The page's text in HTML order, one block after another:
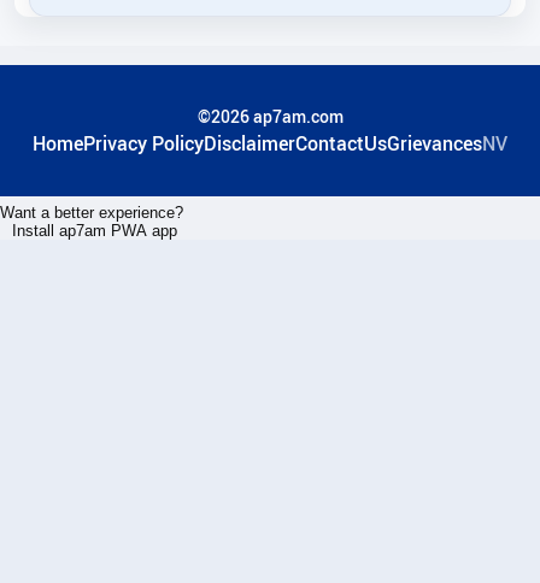
©2026 ap7am.com
HomePrivacy PolicyDisclaimerContactUsGrievancesNV
Want a better experience?
Install ap7am PWA app